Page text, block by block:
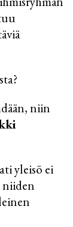
niin
yleisö ei
niiden